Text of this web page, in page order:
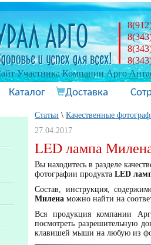
Участника Компании Арго
Каталог Доставка
Статьи \ Качественные
27.04.2017
LED лампа
Вы находитесь в разделе
фотографии продукта LED
Состав, инструкция,
Милена можно найти на
Вся продукция компании
посмотреть разрешительную
клавишей мыши на любую из